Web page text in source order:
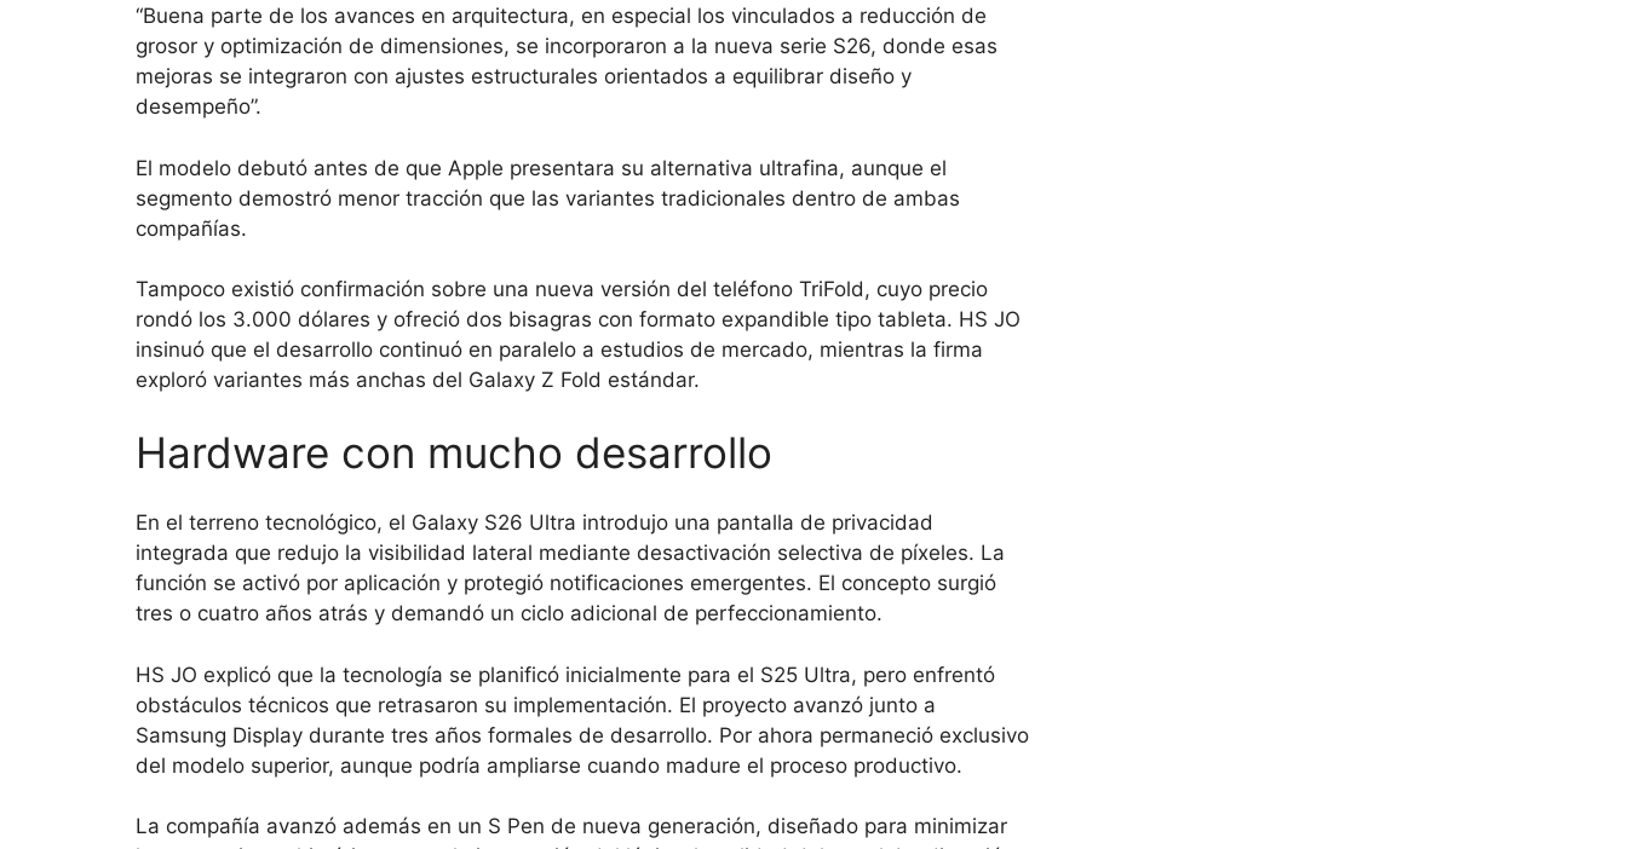
“Buena parte de los avances en arquitectura, en especial los vinculados a reducción de
grosor y optimización de dimensiones, se incorporaron a la nueva serie S26, donde esas
mejoras se integraron con ajustes estructurales orientados a equilibrar diseño y
desempeño”.
El modelo debutó antes de que Apple presentara su alternativa ultrafina, aunque el
segmento demostró menor tracción que las variantes tradicionales dentro de ambas
compañías.
Tampoco existió confirmación sobre una nueva versión del teléfono TriFold, cuyo precio
rondó los 3.000 dólares y ofreció dos bisagras con formato expandible tipo tableta. HS JO
insinuó que el desarrollo continuó en paralelo a estudios de mercado, mientras la firma
exploró variantes más anchas del Galaxy Z Fold estándar.
Hardware con mucho desarrollo
En el terreno tecnológico, el Galaxy S26 Ultra introdujo una pantalla de privacidad
integrada que redujo la visibilidad lateral mediante desactivación selectiva de píxeles. La
función se activó por aplicación y protegió notificaciones emergentes. El concepto surgió
tres o cuatro años atrás y demandó un ciclo adicional de perfeccionamiento.
HS JO explicó que la tecnología se planificó inicialmente para el S25 Ultra, pero enfrentó
obstáculos técnicos que retrasaron su implementación. El proyecto avanzó junto a
Samsung Display durante tres años formales de desarrollo. Por ahora permaneció exclusivo
del modelo superior, aunque podría ampliarse cuando madure el proceso productivo.
La compañía avanzó además en un S Pen de nueva generación, diseñado para minimizar